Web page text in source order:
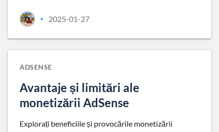
• 2025-01-27
ADSENSE
Avantaje și limitări ale
monetizării AdSense
Explorați beneficiile și provocările monetizării